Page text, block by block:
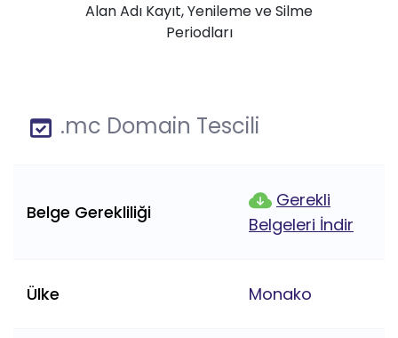
Alan Adı Kayıt, Yenileme ve Silme
Periodları
.mc Domain Tescili
Belge Gerekliliği
Gerekli
Belgeleri İndir
Ülke Monako